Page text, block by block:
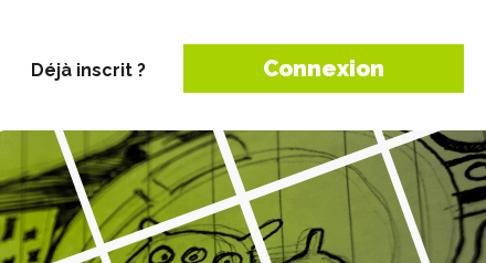
Déjà inscrit ? Connexion